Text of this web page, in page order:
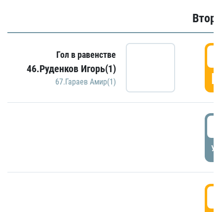
Гол в равенстве
46.Руденков Игорь(1)
67.Гараев Амир(1)